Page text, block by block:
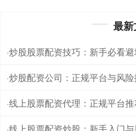
最
·炒股股票配资技巧：新手必看
·炒股配资公司：正规平台与风
·线上股票配资代理：正规平台
·线上股票配资炒股：新手入门